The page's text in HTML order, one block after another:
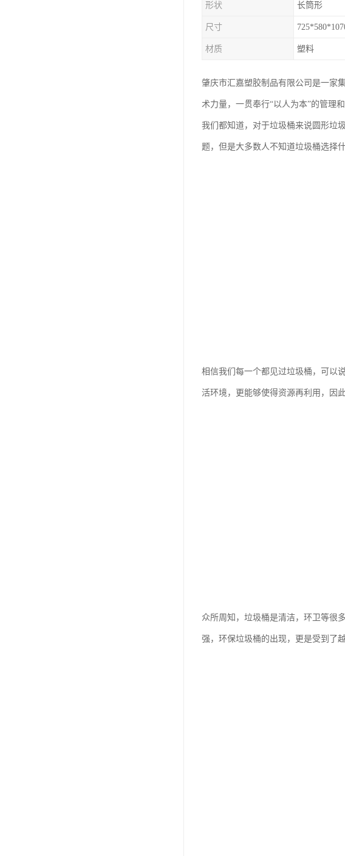
形状 长筒形
尺寸
材质 塑料
肇庆市汇嘉塑胶制品有限公司是一家
术力量，一贯奉行“以人为本”的管理和
我们都知道，对于垃圾桶来说圆形垃
题，但是大多数人不知道垃圾桶选择
相信我们每一个都见过垃圾桶，可以
活环境，更能够使得资源再利用，因
众所周知，垃圾桶是清洁，环卫等很
强，环保垃圾桶的出现，更是受到了